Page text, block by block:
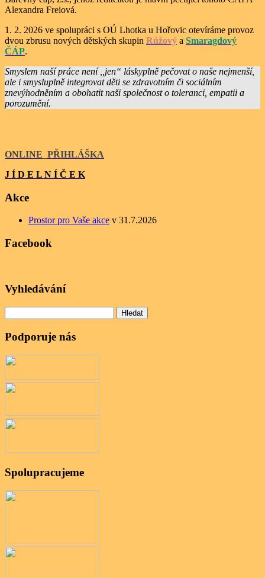
Alexandra Freiová.
1. 2. 2026 ve spolupráci s OÚ Lhotka u Hořovic otevíráme provoz
dvou zbrusu nových dětských skupin Růžový a Smaragdový
ČÁP.
Smyslem naší práce není ,,jen“ láskyplně pečovat o naše nejmenší,
ale i smysluplně integrovat děti se zdravotním či sociálním
znevýhodněním a obohatit naši společnost o toleranci, empatii a
porozumění.
ONLINE PŘIHLÁŠKA
J Í D E L N Í Č E K
Akce
Prostor pro Vaše akce v 31.7.2026
Facebook
Vyhledávání
Podporuje nás
Spolupracujeme